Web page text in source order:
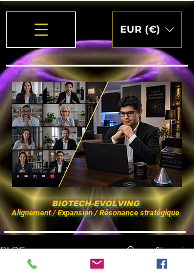
EUR (€)
BIOTECH-EVOLVING
Alignement / Expansion / Résonance stratégique
BLOG S'inscrire